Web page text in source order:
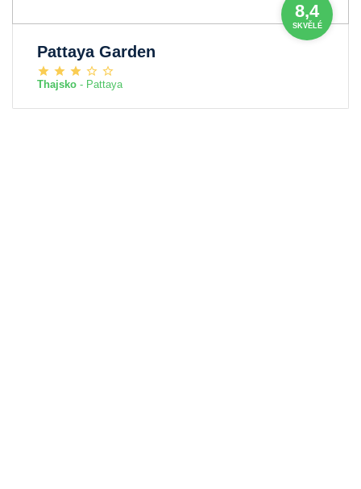
8,4
SKVĚLÉ
Pattaya Garden
Thajsko - Pattaya